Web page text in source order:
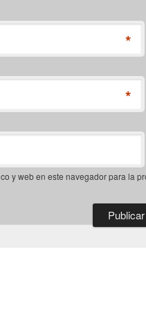
*
*
y web en este navegador para la